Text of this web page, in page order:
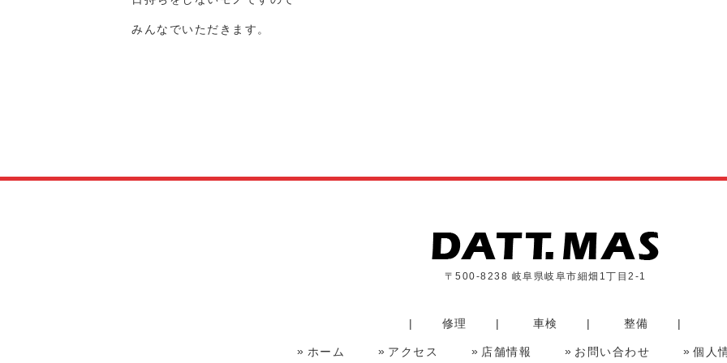
みんなでいただきます。
〒500-8238 岐阜県岐阜市細畑1丁目2-1
修理 車検 整備
ホーム アクセス 店舗情報 お問い合わせ 個人